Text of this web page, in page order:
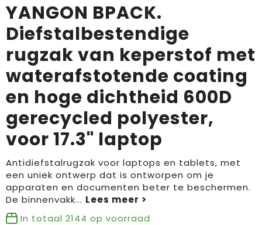
Wellness & verzorging
Tassen & reizen
Huis, tuin & keuken
Elektronica & gadgets
Kleding & accessoires
Sport & vrije tijd
Promotionele producten
Giftsets
Prijs & impact
Boska
Brandflavours
Camelbak
Janzen
JBL
LogoSeat
Mepal
Ocean bottle
YANGON BPACK.
Diefstalbestendige
rugzak van keperstof met
waterafstotende coating
en hoge dichtheid 600D
gerecycled polyester,
voor 17.3" laptop
Antidiefstalrugzak voor laptops en tablets, met
een uniek ontwerp dat is ontworpen om je
apparaten en documenten beter te beschermen.
De binnenvakk...
In totaal 2144 op voorraad